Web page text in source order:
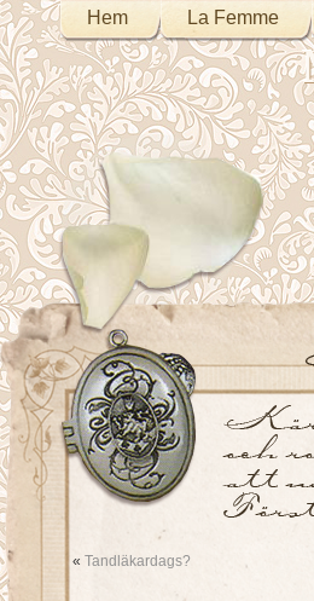
Hem La Femme
« Tandläkardags?